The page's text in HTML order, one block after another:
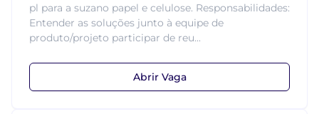
pl para a suzano papel e celulose. Responsabilidades:
Entender as soluções junto à equipe de
produto/projeto participar de reu...
Abrir Vaga